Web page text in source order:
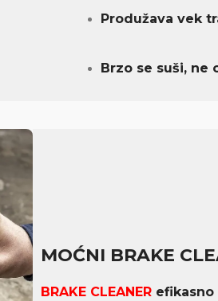
Produžava vek
Brzo se suši, ne
MOĆNI BRAKE
BRAKE CLEANER